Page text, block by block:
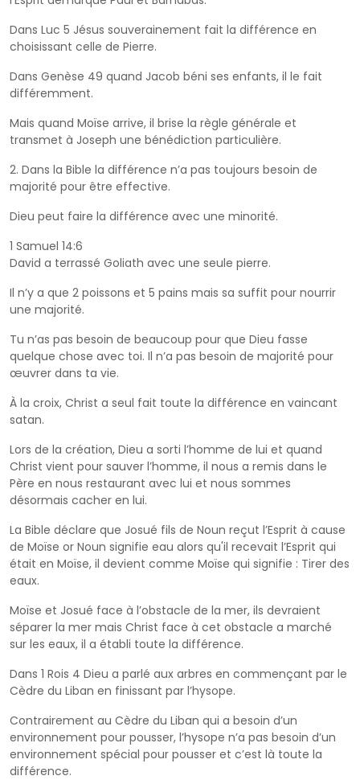
Dans Luc 5 Jésus souverainement fait la différence en
choisissant celle de Pierre.
Dans Genèse 49 quand Jacob béni ses enfants, il le fait
différemment.
Mais quand Moïse arrive, il brise la règle générale et
transmet à Joseph une bénédiction particulière.
2. Dans la Bible la différence n’a pas toujours besoin de
majorité pour être effective.
Dieu peut faire la différence avec une minorité.
1 Samuel 14:6
David a terrassé Goliath avec une seule pierre.
Il n’y a que 2 poissons et 5 pains mais sa suffit pour nourrir
une majorité.
Tu n’as pas besoin de beaucoup pour que Dieu fasse
quelque chose avec toi. Il n’a pas besoin de majorité pour
œuvrer dans ta vie.
À la croix, Christ a seul fait toute la différence en vaincant
satan.
Lors de la création, Dieu a sorti l’homme de lui et quand
Christ vient pour sauver l’homme, il nous a remis dans le
Père en nous restaurant avec lui et nous sommes
désormais cacher en lui.
La Bible déclare que Josué fils de Noun reçut l’Esprit à cause
de Moïse or Noun signifie eau alors qu'il recevait l’Esprit qui
était en Moïse, il devient comme Moïse qui signifie : Tirer des
eaux.
Moïse et Josué face à l’obstacle de la mer, ils devraient
séparer la mer mais Christ face à cet obstacle a marché
sur les eaux, il a établi toute la différence.
Dans 1 Rois 4 Dieu a parlé aux arbres en commençant par le
Cèdre du Liban en finissant par l’hysope.
Contrairement au Cèdre du Liban qui a besoin d’un
environnement pour pousser, l’hysope n’a pas besoin d’un
environnement spécial pour pousser et c’est là toute la
différence.